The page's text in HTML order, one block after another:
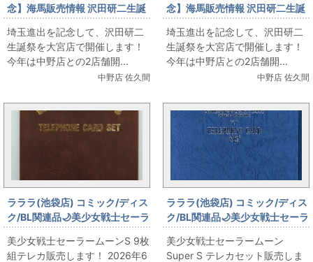
念】海馬販売情報 沢田研二生誕
祭 in まんだらけ大宮店 身に付け
たいグッズあれこれ
埼玉進出を記念して、沢田研二
生誕祭を大宮店で開催します！
今年は中野店との2店舗開...
中野店 佐久間
念】海馬販売情報 沢田研二生誕
祭 in まんだらけ大宮店
埼玉進出を記念して、沢田研二
生誕祭を大宮店で開催します！
今年は中野店との2店舗開...
中野店 佐久間
ラララ(池袋店) コミック/ディス
ク/BL関連品🌙美少女戦士セーラ
ームーンS 9枚組テレカ販売しま
す！🌙
美少女戦士セーラームーンS 9枚
組テレカ販売します！ 2026年6
ラララ(池袋店) コミック/ディス
ク/BL関連品🌙美少女戦士セーラ
ームーンSuper S テレカセット
販売します！🌙
美少女戦士セーラームーン
Super S テレカセット販売しま